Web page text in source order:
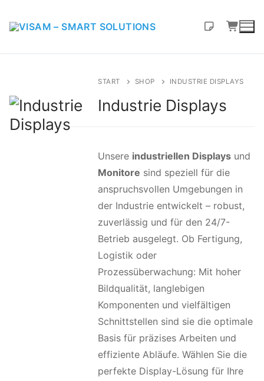
START SHOP INDUSTRIE DISPLAYS
Industrie Displays
Unsere industriellen Displays und
Monitore sind speziell für die
anspruchsvollen Umgebungen in
der Industrie entwickelt – robust,
zuverlässig und für den 24/7-
Betrieb ausgelegt. Ob Fertigung,
Logistik oder
Prozessüberwachung: Mit hoher
Bildqualität, langlebigen
Komponenten und vielfältigen
Schnittstellen sind sie die optimale
Basis für präzises Arbeiten und
effiziente Abläufe. Wählen Sie die
perfekte Display-Lösung für Ihre